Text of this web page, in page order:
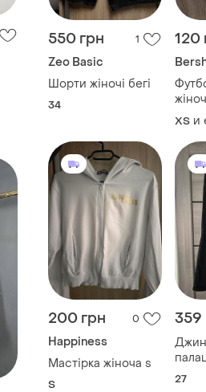
550 грн 1
Zeo Basic
Шорти жіночі бегі
34
120
ХS и
200 грн 0
Happiness
Мастірка жіноча s
S
359
27